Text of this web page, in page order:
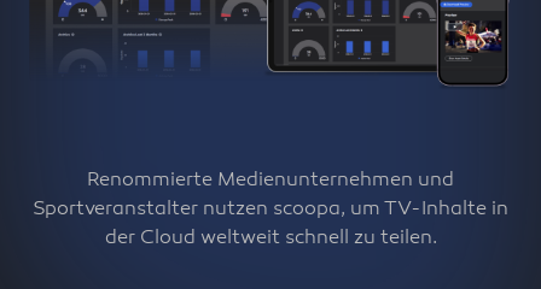
Renommierte Medienunternehmen und
Sportveranstalter nutzen scoopa, um TV-Inhalte in
der Cloud weltweit schnell zu teilen.